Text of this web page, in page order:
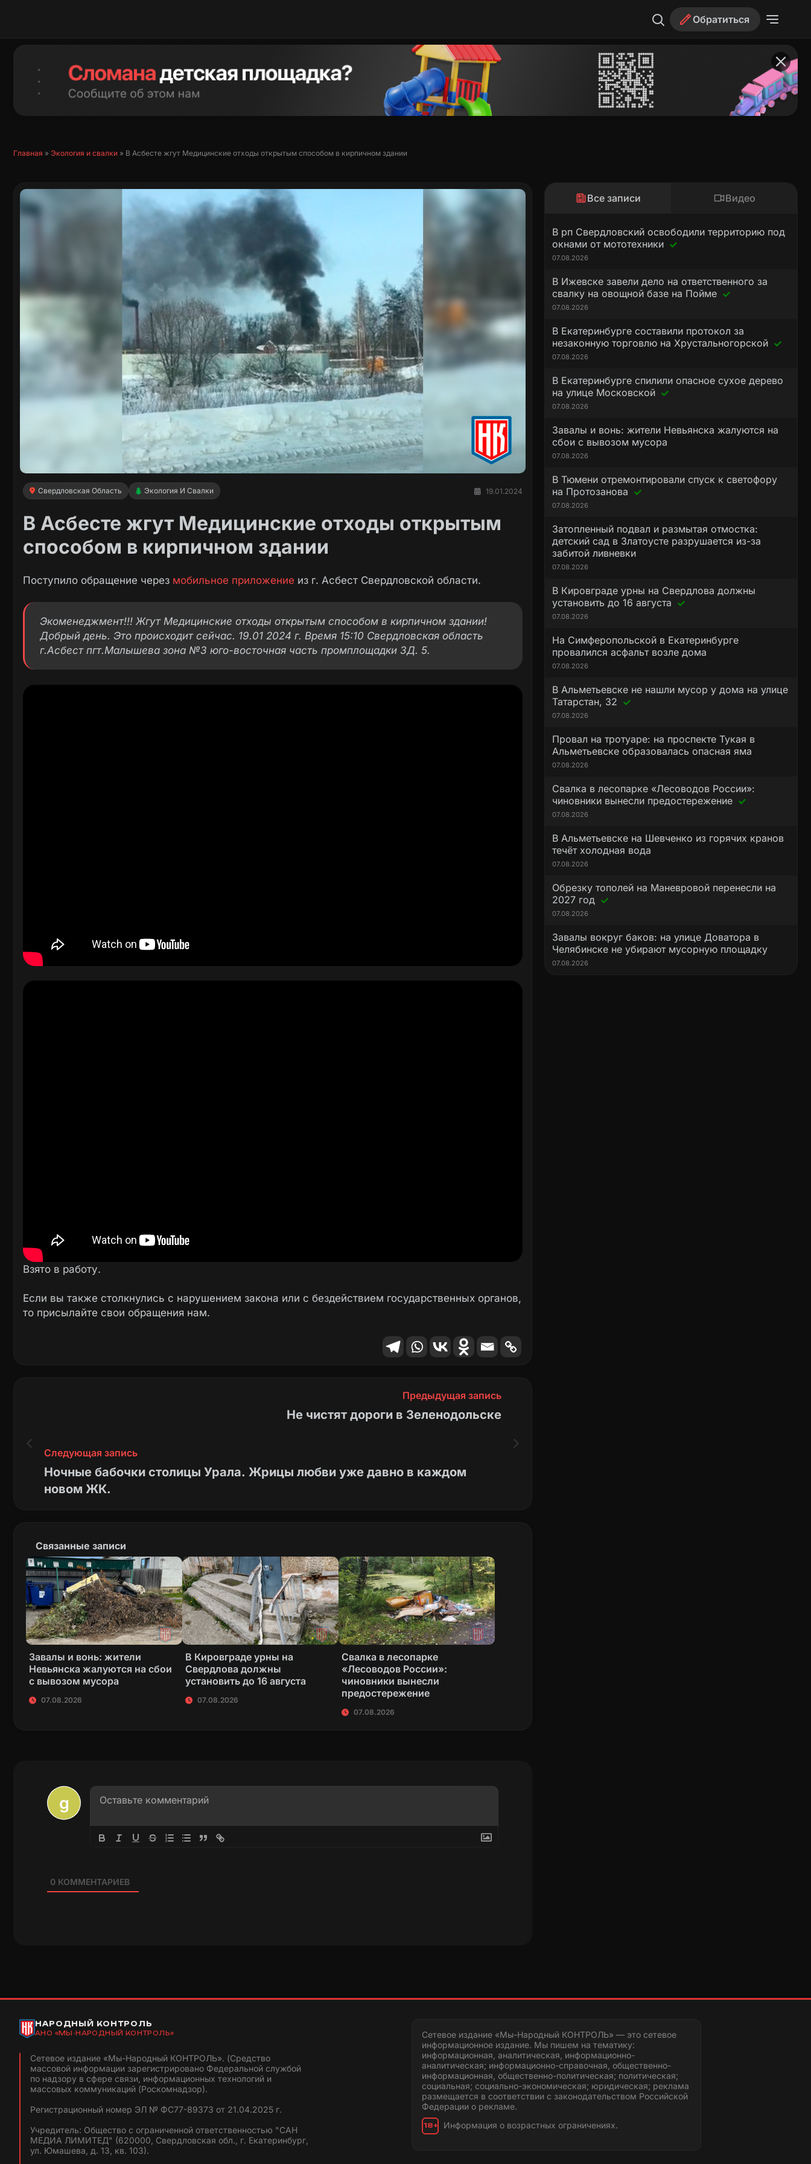
Обратиться
Главная » Экология и свалки » В Асбесте жгут Медицинские отходы открытым способом в кирпичном здании
Свердловская Область Экология И Свалки 19.01.2024
В Асбесте жгут Медицинские отходы открытым
способом в кирпичном здании
Поступило обращение через мобильное приложение из г. Асбест Свердловской области.
Экоменеджмент!!! Жгут Медицинские отходы открытым способом в кирпичном здании!
Добрый день. Это происходит сейчас. 19.01 2024 г. Время 15:10 Свердловская область
г.Асбест пгт.Малышева зона №3 юго-восточная часть промплощадки ЗД. 5.
Взято в работу.
Если вы также столкнулись с нарушением закона или с бездействием государственных органов,
то присылайте свои обращения нам.
Предыдущая запись
Не чистят дороги в Зеленодольске
Следующая запись
Ночные бабочки столицы Урала. Жрицы любви уже давно в каждом
новом ЖК.
Связанные записи
Завалы и вонь: жители
Невьянска жалуются на сбои
с вывозом мусора
07.08.2026
В Кировграде урны на
Свердлова должны
установить до 16 августа
07.08.2026
Свалка в лесопарке
«Лесоводов России»:
чиновники вынесли
предостережение
07.08.2026
0КОММЕНТАРИЕВ
Все записи Видео
В рп Свердловский освободили территорию под
окнами от мототехники
07.08.2026
В Ижевске завели дело на ответственного за
свалку на овощной базе на Пойме
07.08.2026
В Екатеринбурге составили протокол за
незаконную торговлю на Хрустальногорской
07.08.2026
В Екатеринбурге спилили опасное сухое дерево
на улице Московской
07.08.2026
Завалы и вонь: жители Невьянска жалуются на
сбои с вывозом мусора
07.08.2026
В Тюмени отремонтировали спуск к светофору
на Протозанова
07.08.2026
Затопленный подвал и размытая отмостка:
детский сад в Златоусте разрушается из-за
забитой ливневки
07.08.2026
В Кировграде урны на Свердлова должны
установить до 16 августа
07.08.2026
На Симферопольской в Екатеринбурге
провалился асфальт возле дома
07.08.2026
В Альметьевске не нашли мусор у дома на улице
Татарстан, 32
07.08.2026
Провал на тротуаре: на проспекте Тукая в
Альметьевске образовалась опасная яма
07.08.2026
Свалка в лесопарке «Лесоводов России»:
чиновники вынесли предостережение
07.08.2026
В Альметьевске на Шевченко из горячих кранов
течёт холодная вода
07.08.2026
Обрезку тополей на Маневровой перенесли на
2027 год
07.08.2026
Завалы вокруг баков: на улице Доватора в
Челябинске не убирают мусорную площадку
07.08.2026
НАРОДНЫЙ КОНТРОЛЬ
АНО «МЫ-НАРОДНЫЙ КОНТРОЛЬ»
Сетевое издание «Мы-Народный КОНТРОЛЬ». (Средство
массовой информации зарегистрировано Федеральной службой
по надзору в сфере связи, информационных технологий и
массовых коммуникаций (Роскомнадзор).
Регистрационный номер ЭЛ № ФС77-89373 от 21.04.2025 г.
Учредитель: Общество с ограниченной ответственностью "САН
МЕДИА ЛИМИТЕД" (620000, Свердловская обл., г. Екатеринбург,
ул. Юмашева, д. 13, кв. 103).
Сетевое издание «Мы-Народный КОНТРОЛЬ» — это сетевое
информационное издание. Мы пишем на тематику:
информационная, аналитическая, информационно-
аналитическая; информационно-справочная, общественно-
информационная, общественно-политическая; политическая;
социальная; социально-экономическая; юридическая; реклама
размещается в соответствии с законодательством Российской
Федерации о рекламе.
18+ Информация о возрастных ограничениях.